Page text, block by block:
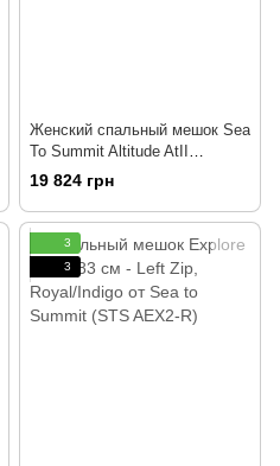
Женский спальный мешок Sea
To Summit Altitude AtII
(-10/-17°C), 183 см - Right Zip,
Ocean/Artic (STS AAT2-WL)
19 824 грн
3
3